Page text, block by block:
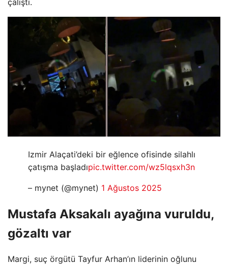
çalıştı.
Izmir Alaçati’deki bir eğlence ofisinde silahlı
çatışma başladıpic.twitter.com/wz5lqsxh3n
– mynet (@mynet) 1 Ağustos 2025
Mustafa Aksakalı ayağına vuruldu,
gözaltı var
Margi, suç örgütü Tayfur Arhan’ın liderinin oğlunu